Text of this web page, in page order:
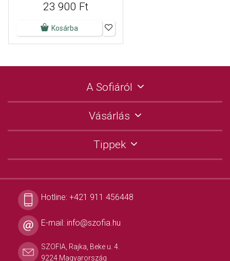
23 900 Ft
Kosárba
A Sofiáról
Vásárlás
Tippek
Hotline: +421 911 456448
E-mail: info@szofia.hu
SZOFIA, Rajka, Beke u. 4.
9224 Magyarország